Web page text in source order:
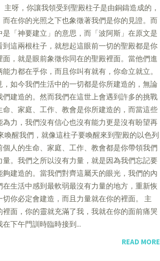
呀，你讓我領受到聖殿柱子是由銅鑄造成的，
在你的光照之下也象徵著我們是你的見證。而
「神要建立」的意思，而「波阿斯」在原文是
這兩根柱子，就想起這眼前一切的聖殿都是你
，就是眼前象徵你同在的聖殿裡面。當他們進
力都在乎你，而且你叫有就有，你命立就立。
如今我們生活中的一切都是你所建造的，無論
建造的。然而我們在這世上會遇到許多的挑戰
、家庭、工作、教會是你所建造的，而當這些
力，我們沒有信心也沒有能力更是沒有盼望再
醒我們，就像這柱子要喚醒來到聖殿的以色列
人的生命、家庭、工作、教會都是你帶領我們
。我們之所以沒有力量，就是因為我們忘記要
建造的。當我們對齊這屬天的眼光，我們的內
生活中感到最軟弱最沒有力量的地方，重新恢
你必定會建造，而且力量就在你的裡面。 主
面，你的靈就充滿了我，我就在你的面前痛哭
下午門訓時臨時接到...
READ MORE